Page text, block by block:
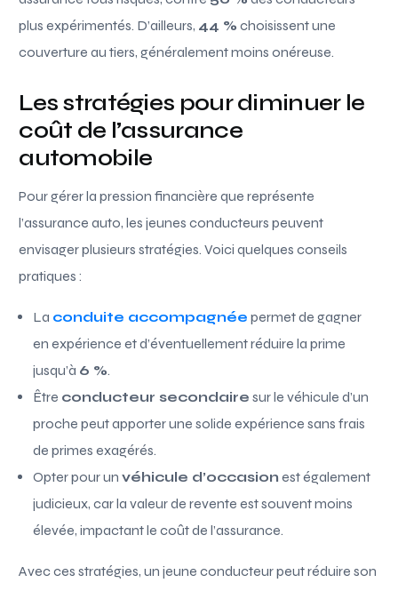
plus expérimentés. D’ailleurs, 44 % choisissent une
couverture au tiers, généralement moins onéreuse.
Les stratégies pour diminuer le
coût de l’assurance
automobile
Pour gérer la pression financière que représente
l’assurance auto, les jeunes conducteurs peuvent
envisager plusieurs stratégies. Voici quelques conseils
pratiques :
La conduite accompagnée permet de gagner
en expérience et d’éventuellement réduire la prime
jusqu’à 6 %.
Être conducteur secondaire sur le véhicule d’un
proche peut apporter une solide expérience sans frais
de primes exagérés.
Opter pour unvéhicule d’occasion est également
judicieux, car la valeur de revente est souvent moins
élevée, impactant le coût de l’assurance.
Avec ces stratégies, un jeune conducteur peut réduire son